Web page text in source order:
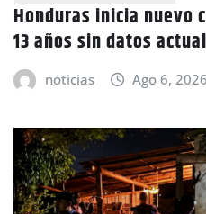
Honduras inicia nuevo
13 años sin datos
noticias Ago 6, 2026